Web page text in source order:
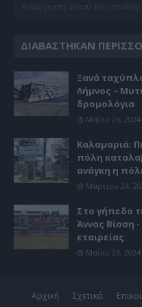
ΔΙΑΒΆΣΤΗΚΑΝ
Ξανά
Λήμνος –
δρομολόγια
Μαΐου 26, 2024
Καλαμαριά:
πόλη
ανάγκη η
Μαρτίου 24,
Στο γήπεδο
Άννας Βίσση
εταιρείας
Μαΐου 23, 2024
Αρχική Σχετικά